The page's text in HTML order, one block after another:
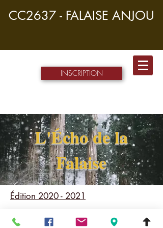
INSCRIPTION
CC2637 - FALAISE ANJOU
L'Écho de la
Falaise
Édition 2020 - 2021
NUM.1 VOL.1 - CC2637.pdf